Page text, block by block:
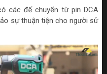
các đế chuyển từ pin DCA
sự thuận tiện cho người sử